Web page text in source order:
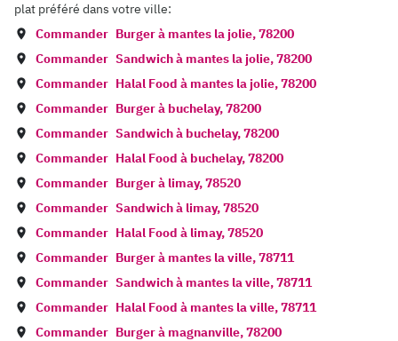
plat préféré dans votre ville:
Commander Burger à mantes la jolie,78200
Commander Sandwich à mantes la jolie,78200
Commander Halal Food à mantes la jolie,78200
Commander Burger à buchelay,78200
Commander Sandwich à buchelay,78200
Commander Halal Food à buchelay,78200
Commander Burger à limay,78520
Commander Sandwich à limay,78520
Commander Halal Food à limay,78520
Commander Burger à mantes la ville,78711
Commander Sandwich à mantes la ville,78711
Commander Halal Food à mantes la ville,78711
Commander Burger à magnanville,78200